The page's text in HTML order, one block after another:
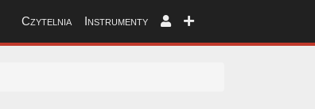
Czytelnia Instrumenty